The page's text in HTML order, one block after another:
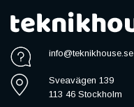
info@teknikhouse.se
Sveavägen 139
113 46 Stockholm